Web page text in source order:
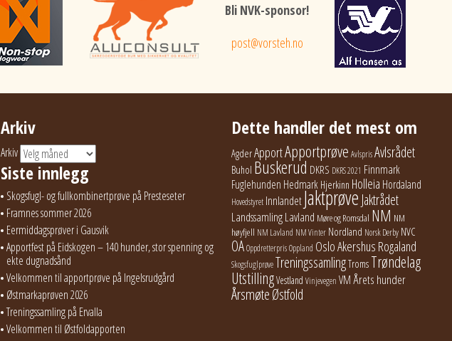
Bli NVK-sponsor!
post@vorsteh.no
Arkiv
Arkiv
Siste innlegg
Skogsfugl- og fullkombinertprøve på Presteseter
Framnes sommer 2026
Eermiddagsprøver i Gausvik
Apportfest på Eidskogen – 140 hunder, stor spenning og
ekte dugnadsånd
Velkommen til apportprøve på Ingelsrudgård
Østmarkaprøven 2026
Treningssamling på Ervalla
Velkommen til Østfoldapporten
Dette handler det mest om
AgderApportApportprøve AvlsprisAvlsrådet
Buhol Buskerud DKRS DKRS 2021 Finnmark
Fuglehunden Hedmark Hjerkinn Holleia Hordaland
Hovedstyret InnlandetJaktprøve Jaktrådet
LandssamlingLavland Møre og Romsdal NM NM
høyfjell NM Lavland NM Vinter Nordland Norsk Derby NVC
OAOppdretterprisOppland Oslo Akershus Rogaland
SkogsfuglprøveTreningssamlingTroms Trøndelag
UtstillingVestland Vinjevegen VMÅrets hunder
ÅrsmøteØstfold